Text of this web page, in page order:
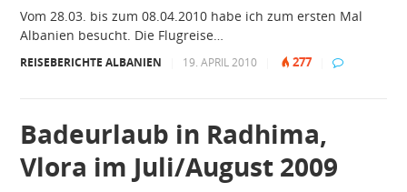
Vom 28.03. bis zum 08.04.2010 habe ich zum ersten Mal
Albanien besucht. Die Flugreise…
REISEBERICHTE ALBANIEN 19. APRIL 2010 277
Badeurlaub in Radhima,
Vlora im Juli/August 2009